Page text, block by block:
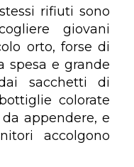
rifiuti sono
giovani
orto, forse di
spesa e grande
sacchetti di
colorate
appendere, e
accolgono